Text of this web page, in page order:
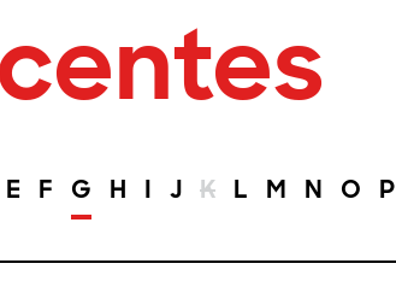
E F G H I J K L M N O P